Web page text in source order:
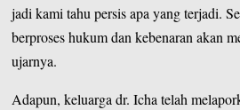
jadi kami tahu persis apa yang terjadi.
berproses hukum dan kebenaran akan
ujarnya.
Adapun, keluarga dr. Icha telah